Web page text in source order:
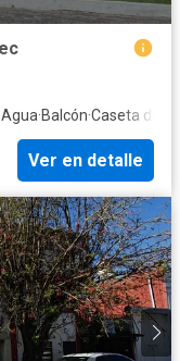
Agua·Balcón·Caseta de
Ver en detalle